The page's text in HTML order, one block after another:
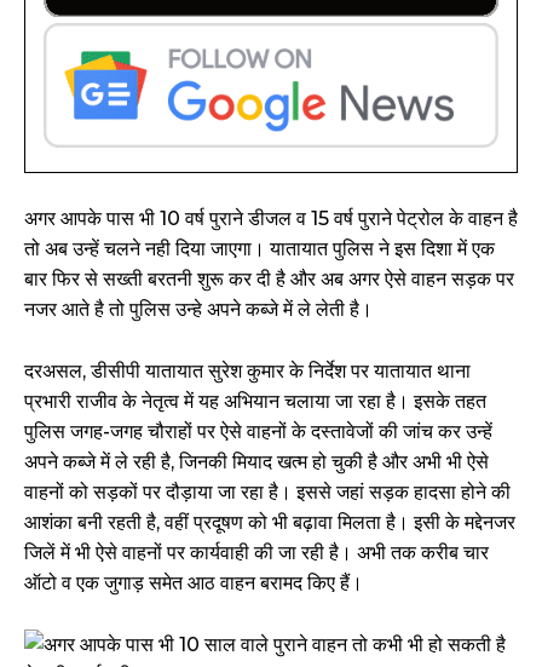
अगर आपके पास भी 10 वर्ष पुराने डीजल व 15 वर्ष पुराने पेट्रोल के वाहन है
तो अब उन्हें चलने नही दिया जाएगा। यातायात पुलिस ने इस दिशा में एक
बार फिर से सख्ती बरतनी शुरू कर दी है और अब अगर ऐसे वाहन सड़क पर
नजर आते है तो पुलिस उन्हे अपने कब्जे में ले लेती है।
दरअसल, डीसीपी यातायात सुरेश कुमार के निर्देश पर यातायात थाना
प्रभारी राजीव के नेतृत्व में यह अभियान चलाया जा रहा है। इसके तहत
पुलिस जगह-जगह चौराहों पर ऐसे वाहनों के दस्तावेजों की जांच कर उन्हें
अपने कब्जे में ले रही है, जिनकी मियाद खत्म हो चुकी है और अभी भी ऐसे
वाहनों को सड़कों पर दौड़ाया जा रहा है। इससे जहां सड़क हादसा होने की
आशंका बनी रहती है, वहीं प्रदूषण को भी बढ़ावा मिलता है। इसी के मद्देनजर
जिलें में भी ऐसे वाहनों पर कार्यवाही की जा रही है। अभी तक करीब चार
ऑटो व एक जुगाड़ समेत आठ वाहन बरामद किए हैं।